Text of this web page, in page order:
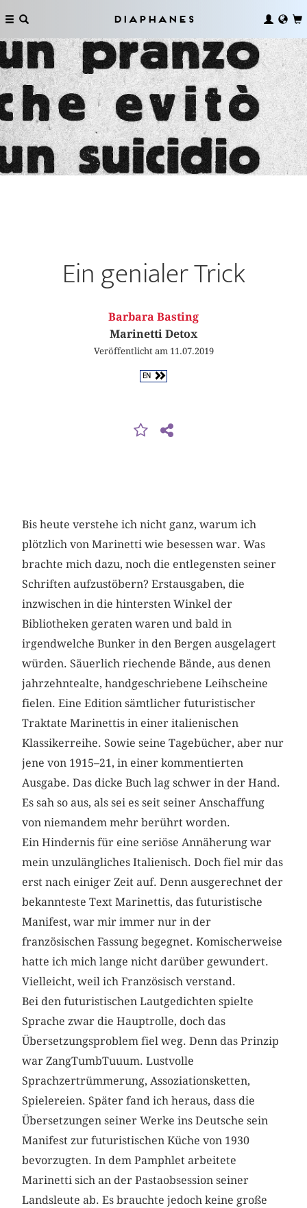
Diaphanes
Ein genialer Trick
Barbara Basting
Marinetti Detox
Veröffentlicht am 11.07.2019
EN
Bis heute verstehe ich nicht ganz, warum ich
plötzlich von Marinetti wie besessen war. Was
brachte mich dazu, noch die entlegensten seiner
Schriften aufzustöbern? Erstausgaben, die
inzwischen in die hintersten Winkel der
Bibliotheken geraten waren und bald in
irgendwelche Bunker in den Bergen ausgelagert
würden. Säuerlich riechende Bände, aus denen
jahrzehntealte, handgeschriebene Leihscheine
fielen. Eine Edition sämtlicher futuristischer
Traktate Marinettis in einer italienischen
Klassikerreihe. Sowie seine Tagebücher, aber nur
jene von 1915–21, in einer kommentierten
Ausgabe. Das dicke Buch lag schwer in der Hand.
Es sah so aus, als sei es seit seiner Anschaffung
von niemandem mehr berührt worden.
Ein Hindernis für eine seriöse Annäherung war
mein unzulängliches Italienisch. Doch fiel mir das
erst nach einiger Zeit auf. Denn ausgerechnet der
bekannteste Text Marinettis, das futuristische
Manifest, war mir immer nur in der
französischen Fassung begegnet. Komischerweise
hatte ich mich lange nicht darüber gewundert.
Vielleicht, weil ich Französisch verstand.
Bei den futuristischen Lautgedichten spielte
Sprache zwar die Hauptrolle, doch das
Übersetzungsproblem fiel weg. Denn das Prinzip
war ZangTumbTuuum. Lustvolle
Sprachzertrümmerung, Assoziationsketten,
Spielereien. Später fand ich heraus, dass die
Übersetzungen seiner Werke ins Deutsche sein
Manifest zur futuristischen Küche von 1930
bevorzugten. In dem Pamphlet arbeitete
Marinetti sich an der Pastaobsession seiner
Landsleute ab. Es brauchte jedoch keine große